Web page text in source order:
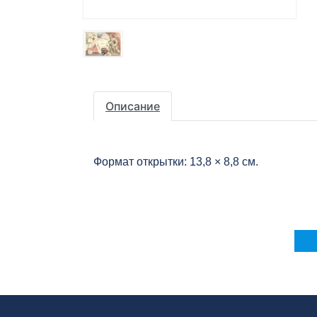
Описание
Формат открытки: 13,8 × 8,8 см.